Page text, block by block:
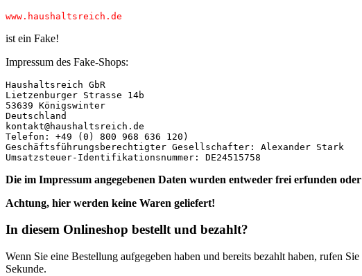
www.haushaltsreich.de
ist ein Fake!
Impressum des Fake-Shops:
Haushaltsreich GbR
Lietzenburger Strasse 14b
53639 Königswinter
Deutschland
kontakt@haushaltsreich.de
Telefon: +49 (0) 800 968 636 120)
Geschäftsführungsberechtigter Gesellschafter: Alexander Stark
Umsatzsteuer-Identifikationsnummer: DE24515758
Die im Impressum angegebenen Daten wurden entweder frei erfunden
Achtung, hier werden keine Waren geliefert!
In diesem Onlineshop bestellt und bezahlt?
Wenn Sie eine Bestellung aufgegeben haben und bereits bezahlt haben, rufen Sie
Sekunde.